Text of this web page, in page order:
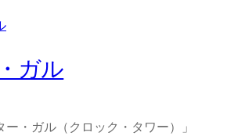
ガル
・ガル（クロック・タワー）」